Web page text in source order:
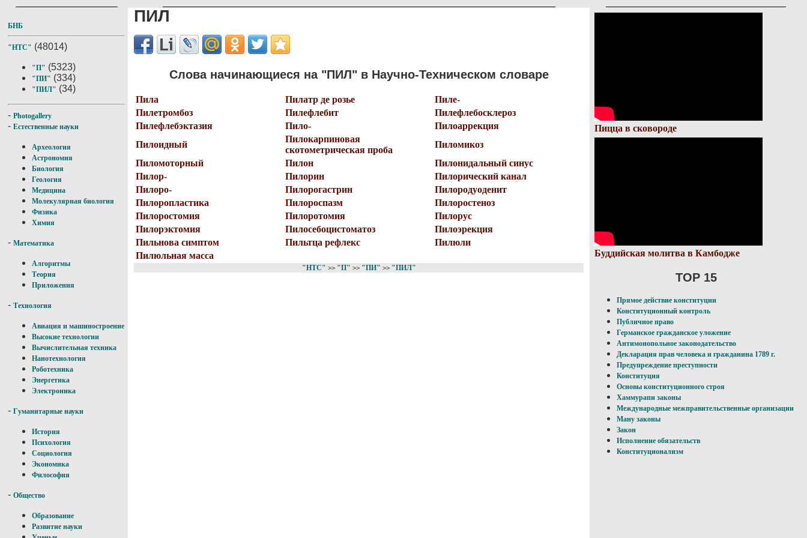
БНБ
"НТС" (48014)
"П" (5323)
"ПИ" (334)
"ПИЛ" (34)
- Photogallery
- Естественные науки
Археология
Астрономия
Биология
Геология
Медицина
Молекулярная биология
Физика
Химия
- Математика
Алгоритмы
Теория
Приложения
- Технология
Авиация и машиностроение
Высокие технологии
Вычислительная техника
Нанотехнология
Роботехника
Энергетика
Электроника
- Гуманитарные науки
История
Психология
Социология
Экономика
Философия
- Общество
Образование
Развитие науки
ПИЛ
Слова начинающиеся на "ПИЛ" в Научно-Техническом словаре
Пила Пилатр де розье
Пиле-
Пилетромбоз
Пилефлебит
Пилефлебосклероз
Пилефлебэктазия
Пило-
Пилоаррекция
Пилоидный
Пилокарпиновая
скотометрическая проба
Пиломикоз
Пиломоторный
Пилон
Пилонидальный синус
Пилор-
Пилорин
Пилорический канал
Пилоро-
Пилорогастрин
Пилородуоденит
Пилоропластика
Пилороспазм
Пилоростеноз
Пилоростомия
Пилоротомия
Пилорус
Пилорэктомия
Пилосебоцистоматоз
Пилоэрекция
Пильнова симптом
Пильтца рефлекс
Пилюли
Пилюльная масса
"НТС" >> "П" >> "ПИ" >> "ПИЛ"
Пицца в сковороде
Буддийская молитва в Камбодже
TOP 15
Прямое действие конституции
Конституционный контроль
Публичное право
Германское гражданское уложение
Антимонопольное законодательство
Декларация прав человека и гражданина 1789 г.
Предупреждение преступности
Конституция
Основы конституционного строя
Хаммурапи законы
Международные межправительственные организации
Ману законы
Закон
Исполнение обязательств
Конституционализм